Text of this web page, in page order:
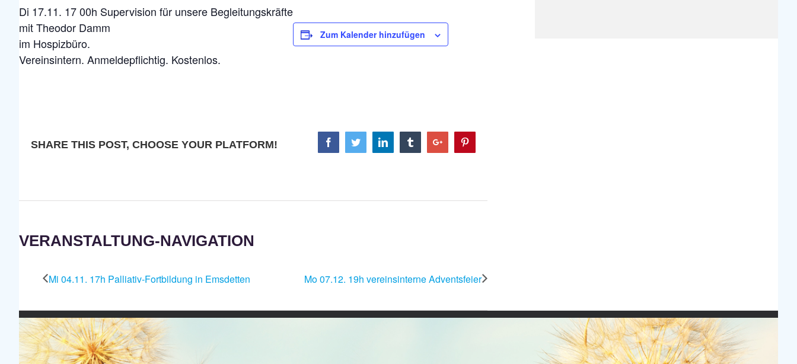
Di 17.11. 17 00h Supervision für unsere Begleitungskräfte
mit Theodor Damm
im Hospizbüro.
Vereinsintern. Anmeldepflichtig. Kostenlos.
Zum Kalender hinzufügen
SHARE THIS POST, CHOOSE YOUR PLATFORM! FacebookTwitterLinkedin TumblrGoogle+
VERANSTALTUNG-NAVIGATION
Mi 04.11. 17h Palliativ-Fortbildung in Emsdetten Mo 07.12. 19h vereinsinterne Adventsfeier